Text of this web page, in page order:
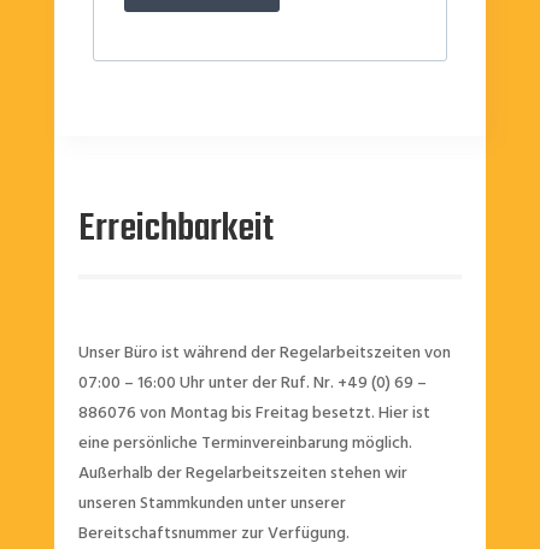
Erreichbarkeit
Unser Büro ist während der Regelarbeitszeiten von
07:00 – 16:00 Uhr unter der Ruf. Nr. +49 (0) 69 –
886076 von Montag bis Freitag besetzt. Hier ist
eine persönliche Terminvereinbarung möglich.
Außerhalb der Regelarbeitszeiten stehen wir
unseren Stammkunden unter unserer
Bereitschaftsnummer zur Verfügung.